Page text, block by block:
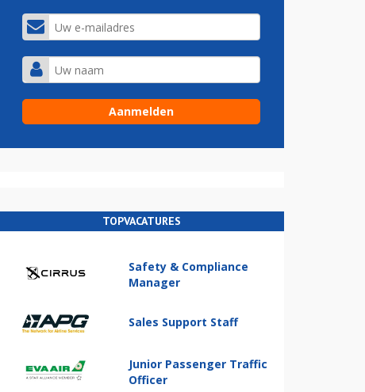
TOPVACATURES
Safety & Compliance
Manager
Sales Support Staff
Junior Passenger Traffic
Officer